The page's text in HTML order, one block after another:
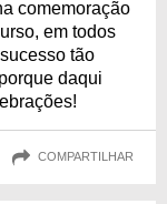
comemoração
em todos
tão
daqui
COMPARTILHAR